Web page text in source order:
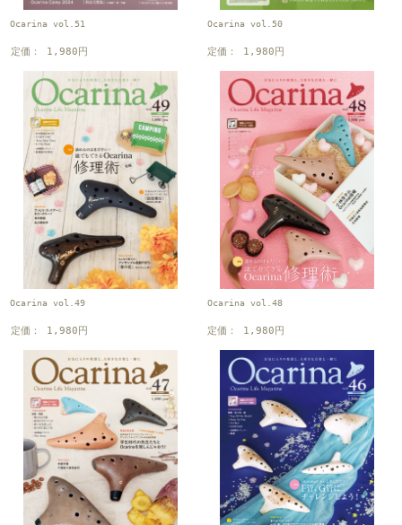
Ocarina vol.51
定価： 1,980円
Ocarina vol.50
定価： 1,980円
Ocarina vol.49
定価： 1,980円
Ocarina vol.48
定価： 1,980円